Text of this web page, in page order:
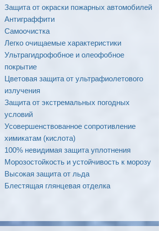
Защита от окраски пожарных автомобилей
Антиграффити
Самоочистка
Легко очищаемые характеристики
Ультрагидрофобное и олеофобное
покрытие
Цветовая защита от ультрафиолетового
излучения
Защита от экстремальных погодных
условий
Усовершенствованное сопротивление
химикатам (кислота)
100% невидимая защита уплотнения
Морозостойкость и устойчивость к морозу
Высокая защита от льда
Блестящая глянцевая отделка